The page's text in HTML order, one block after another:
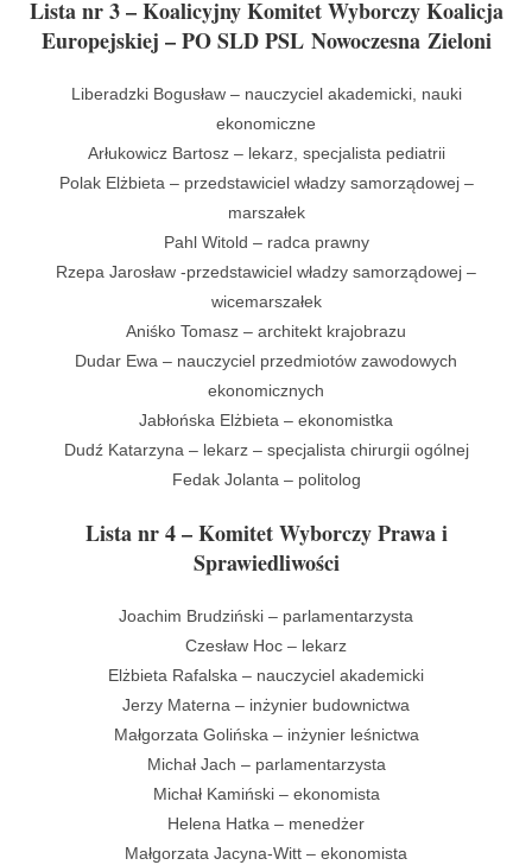
Lista nr 3 – Koalicyjny Komitet Wyborczy Koalicja
Europejskiej – PO SLD PSL Nowoczesna Zieloni
Liberadzki Bogusław – nauczyciel akademicki, nauki
ekonomiczne
Arłukowicz Bartosz – lekarz, specjalista pediatrii
Polak Elżbieta – przedstawiciel władzy samorządowej –
marszałek
Pahl Witold – radca prawny
Rzepa Jarosław -przedstawiciel władzy samorządowej –
wicemarszałek
Aniśko Tomasz – architekt krajobrazu
Dudar Ewa – nauczyciel przedmiotów zawodowych
ekonomicznych
Jabłońska Elżbieta – ekonomistka
Dudź Katarzyna – lekarz – specjalista chirurgii ogólnej
Fedak Jolanta – politolog
Lista nr 4 – Komitet Wyborczy Prawa i
Sprawiedliwości
Joachim Brudziński – parlamentarzysta
Czesław Hoc – lekarz
Elżbieta Rafalska – nauczyciel akademicki
Jerzy Materna – inżynier budownictwa
Małgorzata Golińska – inżynier leśnictwa
Michał Jach – parlamentarzysta
Michał Kamiński – ekonomista
Helena Hatka – menedżer
Małgorzata Jacyna-Witt – ekonomista